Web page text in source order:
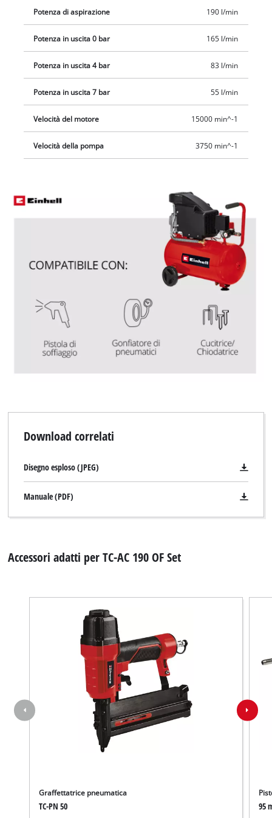
lama di gonfiaggio per pneumatici e un set di adattatori di 3
pezzi.
Potenza di aspirazione 190 l/min
Potenza in uscita 0 bar 165 l/min
Potenza in uscita 4 bar 83 l/min
Potenza in uscita 7 bar 55 l/min
Velocità del motore 15000 min^-1
Velocità della pompa 3750 min^-1
Download correlati
Disegno esploso (JPEG)
Manuale (PDF)
Accessori adatti per TC-AC 190 OF Set
Graffettatrice pneumatica
TC-PN 50 95